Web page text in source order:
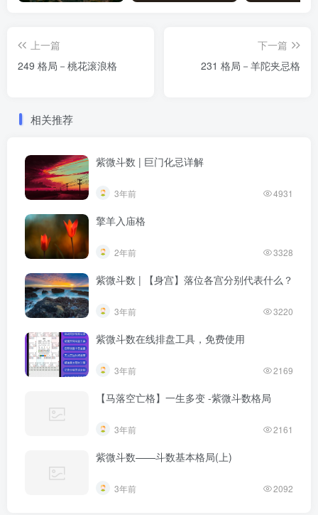
上一篇
249 格局－桃花滚浪格
下一篇
231 格局－羊陀夹忌格
相关推荐
紫微斗数 | 巨门化忌详解
3年前 4931
擎羊入庙格
2年前 3328
紫微斗数 | 【身宫】落位各宫分别代表什么？
3年前 3220
紫微斗数在线排盘工具，免费使用
3年前 2169
【马落空亡格】一生多变 -紫微斗数格局
3年前 2161
紫微斗数——斗数基本格局(上)
3年前 2092